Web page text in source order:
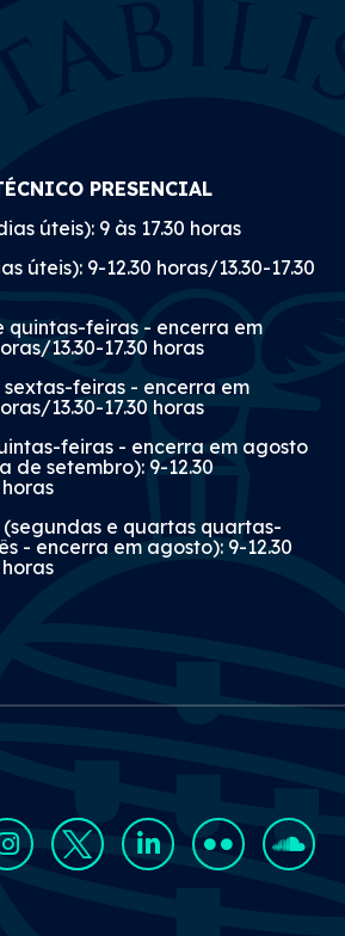
PRESENCIAL
úteis): 9 às 17.30 horas
úteis): 9-12.30 horas/13.30-17.30
quintas-feiras - encerra em
13.30-17.30 horas
feiras - encerra em
13.30-17.30 horas
feiras - encerra em agosto
de setembro): 9-12.30
e quartas quartas-
- encerra em agosto): 9-12.30